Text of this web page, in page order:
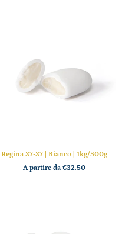
Regina 37-37 | Bianco | 1kg/500g
A partire da €32.50